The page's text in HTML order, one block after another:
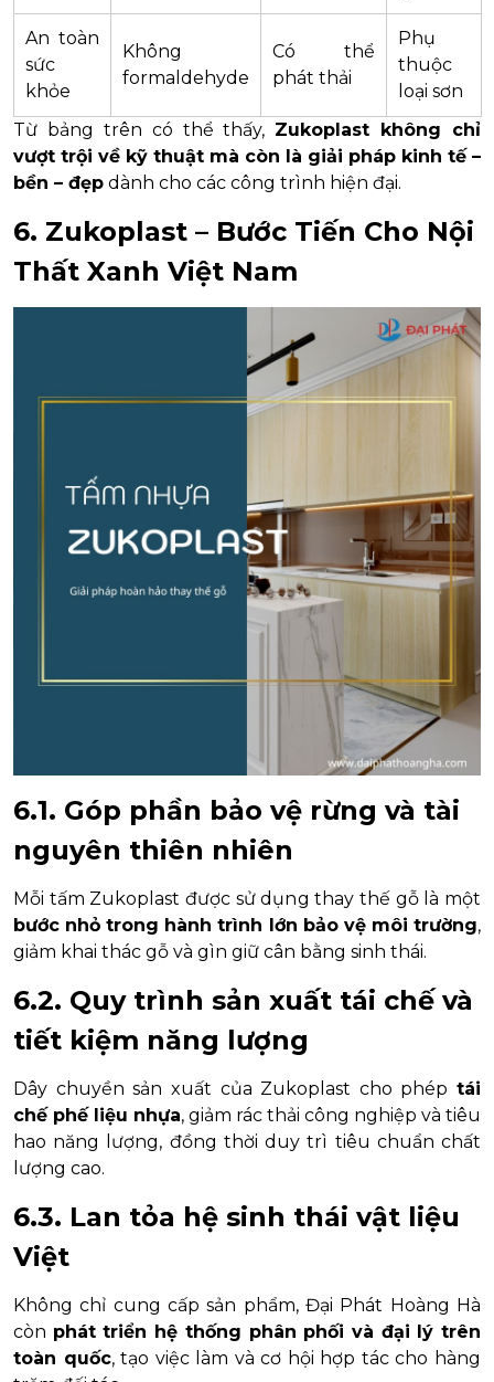
An toàn
sức
khỏe
Không
formaldehyde
Có thể
phát thải
Phụ
thuộc
loại sơn
Từ bảng trên có thể thấy, Zukoplast không chỉ
vượt trội về kỹ thuật mà còn là giải pháp kinh tế –
bền – đẹp dành cho các công trình hiện đại.
6. Zukoplast – Bước Tiến Cho Nội
Thất Xanh Việt Nam
6.1. Góp phần bảo vệ rừng và tài
nguyên thiên nhiên
Mỗi tấm Zukoplast được sử dụng thay thế gỗ là một
bước nhỏ trong hành trình lớn bảo vệ môi trường,
giảm khai thác gỗ và gìn giữ cân bằng sinh thái.
6.2. Quy trình sản xuất tái chế và
tiết kiệm năng lượng
Dây chuyền sản xuất của Zukoplast cho phép tái
chế phế liệu nhựa, giảm rác thải công nghiệp và tiêu
hao năng lượng, đồng thời duy trì tiêu chuẩn chất
lượng cao.
6.3. Lan tỏa hệ sinh thái vật liệu
Việt
Không chỉ cung cấp sản phẩm, Đại Phát Hoàng Hà
còn phát triển hệ thống phân phối và đại lý trên
toàn quốc, tạo việc làm và cơ hội hợp tác cho hàng